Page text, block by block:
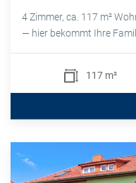
4 Zimmer, ca. 117 m²
— hier bekommt Ihre
117 m²